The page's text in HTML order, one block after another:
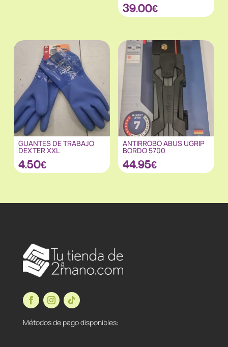
39.00€
GUANTES DE TRABAJO
DEXTER XXL
4.50€
ANTIRROBO ABUS UGRIP
BORDO 5700
44.95€
Métodos de pago disponibles: